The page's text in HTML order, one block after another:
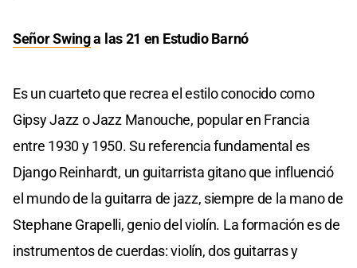
Señor Swinga las 21 en Estudio Barnó
Es un cuarteto que recrea el estilo conocido como
Gipsy Jazz o Jazz Manouche, popular en Francia
entre 1930 y 1950. Su referencia fundamental es
Django Reinhardt, un guitarrista gitano que influenció
el mundo de la guitarra de jazz, siempre de la mano de
Stephane Grapelli, genio del violín. La formación es de
instrumentos de cuerdas: violín, dos guitarras y